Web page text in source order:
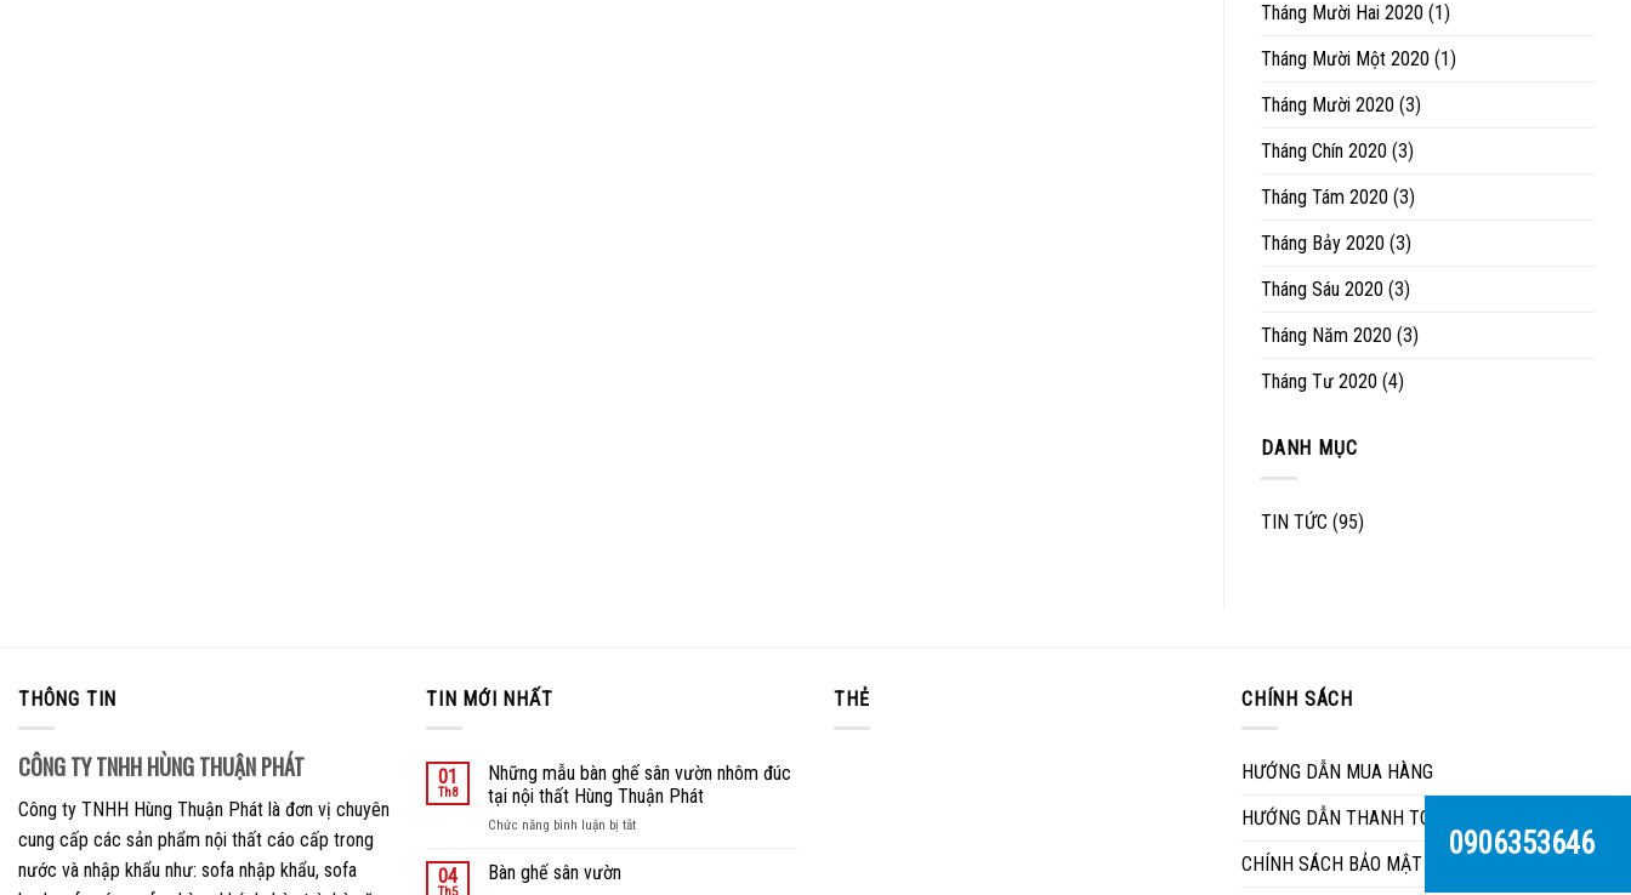
Tháng Mười Hai 2020 (1)
Tháng Mười Một 2020 (1)
Tháng Mười 2020 (3)
Tháng Chín 2020 (3)
Tháng Tám 2020 (3)
Tháng Bảy 2020 (3)
Tháng Sáu 2020 (3)
Tháng Năm 2020 (3)
Tháng Tư 2020 (4)
DANH MỤC
TIN TỨC (95)
THÔNG TIN
CÔNG TY TNHH HÙNG THUẬN PHÁT
Công ty TNHH Hùng Thuận Phát là đơn vị chuyên
cung cấp các sản phẩm nội thất cáo cấp trong
nước và nhập khẩu như: sofa nhập khẩu, sofa
TIN MỚI NHẤT
01
Th8
Những mẫu bàn ghế sân vườn nhôm đúc
tại nội thất Hùng Thuận Phát
Chức năng bình luận bị tắtở
04 Bàn ghế sân vườn
THẺ CHÍNH SÁCH
HƯỚNG DẪN MUA HÀNG
HƯỚNG DẪN THANH TOÁN
CHÍNH SÁCH BẢO MẬT
0906353646